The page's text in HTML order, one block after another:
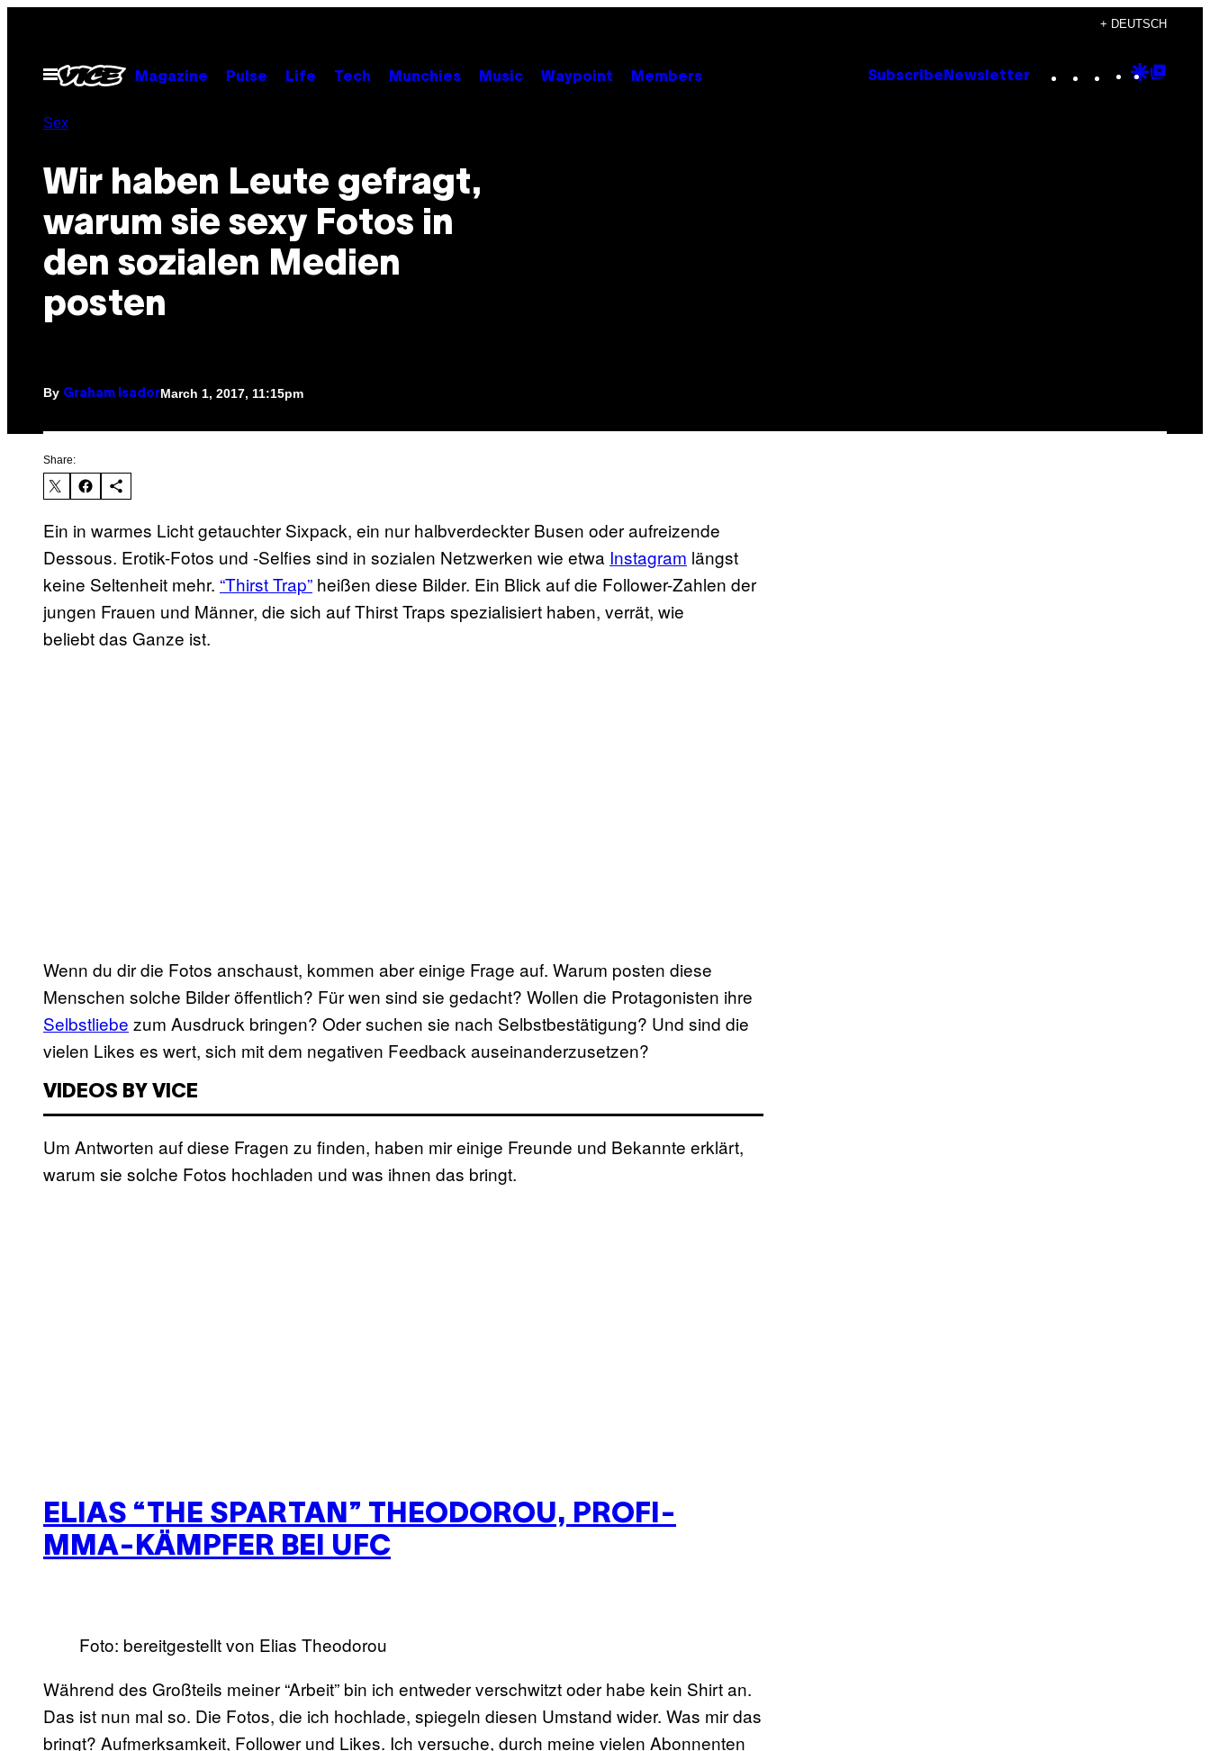
content
+ DEUTSCH
Open
Menu
Magazine Pulse Life Tech Munchies Music Waypoint Members Subscribe Newsletter Instagram
TikTok
YouTube
Google
Sex
Wir haben Leute gefragt,
warum sie sexy Fotos in
den sozialen Medien
posten
By Graham IsadorMarch 1, 2017, 11:15pm
Share:
Ein in warmes Licht getauchter Sixpack, ein nur halbverdeckter Busen oder aufreizende
Dessous. Erotik-Fotos und -Selfies sind in sozialen Netzwerken wie etwa Instagram längst
keine Seltenheit mehr. “Thirst Trap” heißen diese Bilder. Ein Blick auf die Follower-Zahlen der
jungen Frauen und Männer, die sich auf Thirst Traps spezialisiert haben, verrät, wie
beliebt das Ganze ist.
Wenn du dir die Fotos anschaust, kommen aber einige Frage auf. Warum posten diese
Menschen solche Bilder öffentlich? Für wen sind sie gedacht? Wollen die Protagonisten ihre
Selbstliebe zum Ausdruck bringen? Oder suchen sie nach Selbstbestätigung? Und sind die
vielen Likes es wert, sich mit dem negativen Feedback auseinanderzusetzen?
VIDEOS BY VICE
Um Antworten auf diese Fragen zu finden, haben mir einige Freunde und Bekannte erklärt,
warum sie solche Fotos hochladen und was ihnen das bringt.
ELIAS “THE SPARTAN” THEODOROU, PROFI-
MMA-KÄMPFER BEI UFC
Foto: bereitgestellt von Elias Theodorou
Während des Großteils meiner “Arbeit” bin ich entweder verschwitzt oder habe kein Shirt an.
Das ist nun mal so. Die Fotos, die ich hochlade, spiegeln diesen Umstand wider. Was mir das
bringt? Aufmerksamkeit, Follower und Likes. Ich versuche, durch meine vielen Abonnenten